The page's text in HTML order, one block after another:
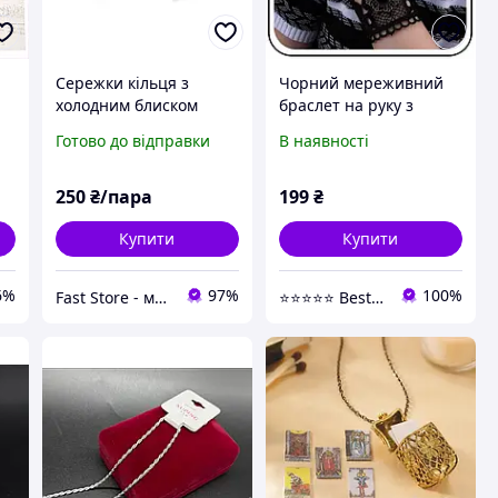
Сережки кільця з
холодним блиском
конго Пара, класичні
Готово до відправки
250 ₴/пара
Купити
Fast Store - магазин аксесуарів та гаджетів 97%
Чорний мереживний
браслет на руку з
ланцюжок біжутерія
представлені в різних
варіантах
В наявності
199₴
Купити
⭐⭐⭐⭐⭐ Best Shop 100%